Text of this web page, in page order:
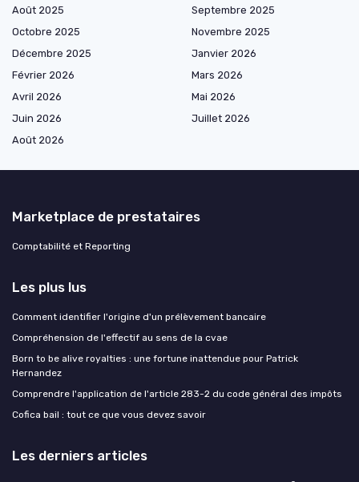
Août 2025
Septembre 2025
Octobre 2025
Novembre 2025
Décembre 2025
Janvier 2026
Février 2026
Mars 2026
Avril 2026
Mai 2026
Juin 2026
Juillet 2026
Août 2026
Marketplace de prestataires
Comptabilité et Reporting
Les plus lus
Comment identifier l'origine d'un prélèvement bancaire
Compréhension de l'effectif au sens de la cvae
Born to be alive royalties : une fortune inattendue pour Patrick
Hernandez
Comprendre l'application de l'article 283-2 du code général des impôts
Cofica bail : tout ce que vous devez savoir
Les derniers articles